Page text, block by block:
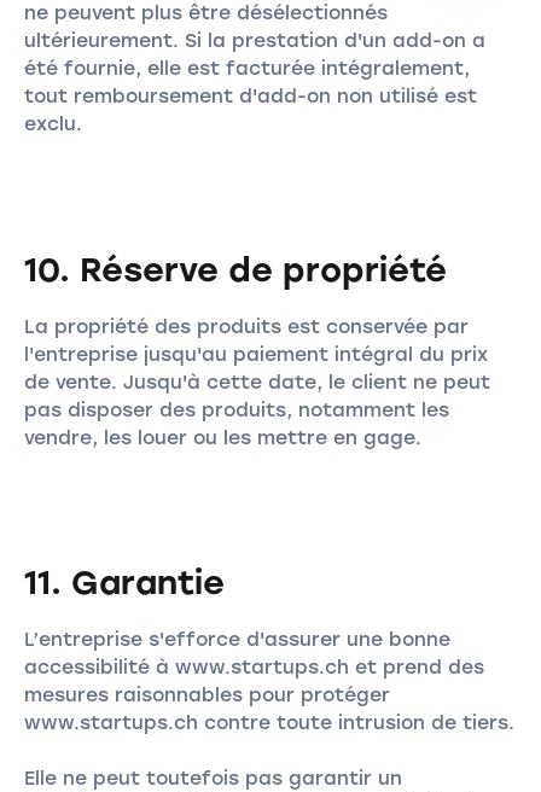
ne peuvent plus être désélectionnés
ultérieurement. Si la prestation d'un add-on a
été fournie, elle est facturée intégralement,
tout remboursement d'add-on non utilisé est
exclu.
10. Réserve de propriété
La propriété des produits est conservée par
l'entreprise jusqu'au paiement intégral du prix
de vente. Jusqu'à cette date, le client ne peut
pas disposer des produits, notamment les
vendre, les louer ou les mettre en gage.
11. Garantie
L’entreprise s'efforce d'assurer une bonne
accessibilité à www.startups.ch et prend des
mesures raisonnables pour protéger
www.startups.ch contre toute intrusion de tiers.
Elle ne peut toutefois pas garantir un